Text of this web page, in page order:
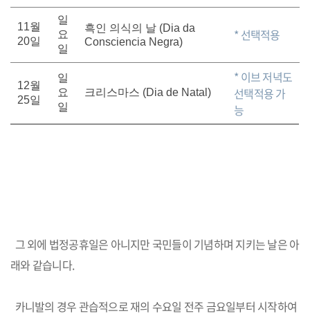
11월
20일
일
요
일
흑인 의식의 날 (Dia da
Consciencia Negra)
* 선택적용
12월
25일
일
요
일
크리스마스 (Dia de Natal)
* 이브 저녁도
선택적용 가
능
그 외에 법정공휴일은 아니지만 국민들이 기념하며 지키는 날은 아
래와 같습니다.
카니발의 경우 관습적으로 재의 수요일 전주 금요일부터 시작하여